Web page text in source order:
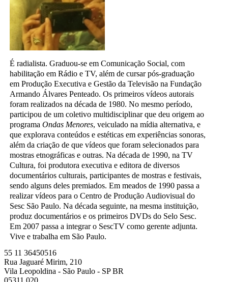
É radialista. Graduou-se em Comunicação Social, com
habilitação em Rádio e TV, além de cursar pós-graduação
em Produção Executiva e Gestão da Televisão na Fundação
Armando Álvares Penteado. Os primeiros vídeos autorais
foram realizados na década de 1980. No mesmo período,
participou de um coletivo multidisciplinar que deu origem ao
programa Ondas Menores, veiculado na mídia alternativa, e
que explorava conteúdos e estéticas em experiências sonoras,
além da criação de que vídeos que foram selecionados para
mostras etnográficas e outras. Na década de 1990, na TV
Cultura, foi produtora executiva e editora de diversos
documentários culturais, participantes de mostras e festivais,
sendo alguns deles premiados. Em meados de 1990 passa a
realizar vídeos para o Centro de Produção Audiovisual do
Sesc São Paulo. Na década seguinte, na mesma instituição,
produz documentários e os primeiros DVDs do Selo Sesc.
Em 2007 passa a integrar o SescTV como gerente adjunta.
Vive e trabalha em São Paulo.
55 11 36450516
Rua Jaguaré Mirim, 210
Vila Leopoldina - São Paulo - SP BR